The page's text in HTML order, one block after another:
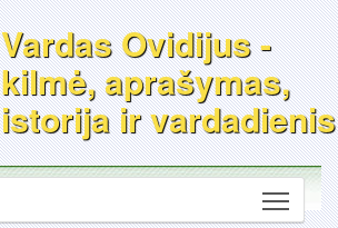
Vardas Ovidijus -
kilmė, aprašymas,
istorija ir vardadienis